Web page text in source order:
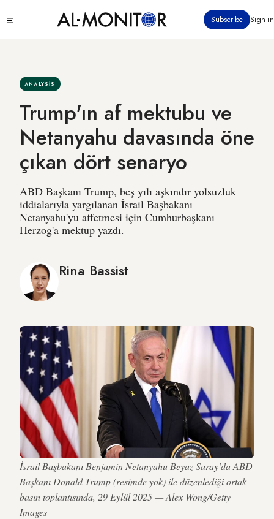
içeriğe
Subscribe Sign in
ANALYSIS
Trump'ın af mektubu ve
Netanyahu davasında öne
çıkan dört senaryo
ABD Başkanı Trump, beş yılı aşkındır yolsuzluk
iddialarıyla yargılanan İsrail Başbakanı
Netanyahu'yu affetmesi için Cumhurbaşkanı
Herzog'a mektup yazdı.
Rina Bassist
İsrail Başbakanı Benjamin Netanyahu Beyaz Saray’da ABD
Başkanı Donald Trump (resimde yok) ile düzenlediği ortak
basın toplantısında, 29 Eylül 2025 — Alex Wong/Getty
Images